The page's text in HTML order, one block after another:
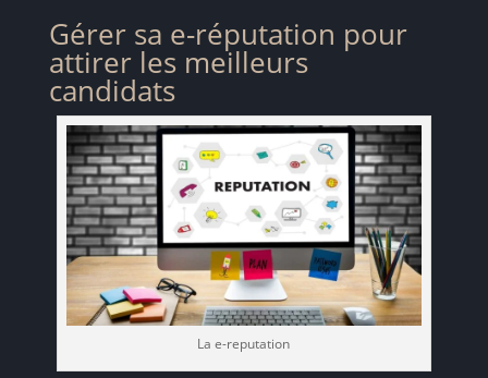
Gérer sa e-réputation pour
attirer les meilleurs
candidats
La e-reputation